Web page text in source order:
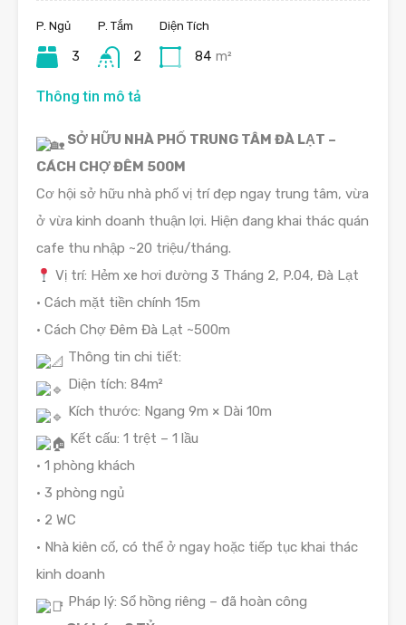
P. Ngủ
3
P. Tắm
2
Diện Tích
84 m²
Thông tin mô tả
SỞ HỮU NHÀ PHỐ TRUNG TÂM ĐÀ LẠT –
CÁCH CHỢ ĐÊM 500M
Cơ hội sở hữu nhà phố vị trí đẹp ngay trung tâm, vừa
ở vừa kinh doanh thuận lợi. Hiện đang khai thác quán
cafe thu nhập ~20 triệu/tháng.
Vị trí: Hẻmxe hơiđường3 Tháng 2, P.04,Đà Lạt
• Cách mặt tiền chính 15m
• Cách Chợ Đêm Đà Lạt ~500m
Thông tin chi tiết:
Diện tích: 84m²
Kích thước: Ngang 9m × Dài 10m
Kết cấu: 1 trệt – 1 lầu
• 1 phòng khách
• 3 phòng ngủ
• 2 WC
• Nhà kiên cố, có thể ở ngay hoặc tiếp tục khai thác
kinh doanh
Pháp lý: Sổ hồng riêng – đã hoàn công